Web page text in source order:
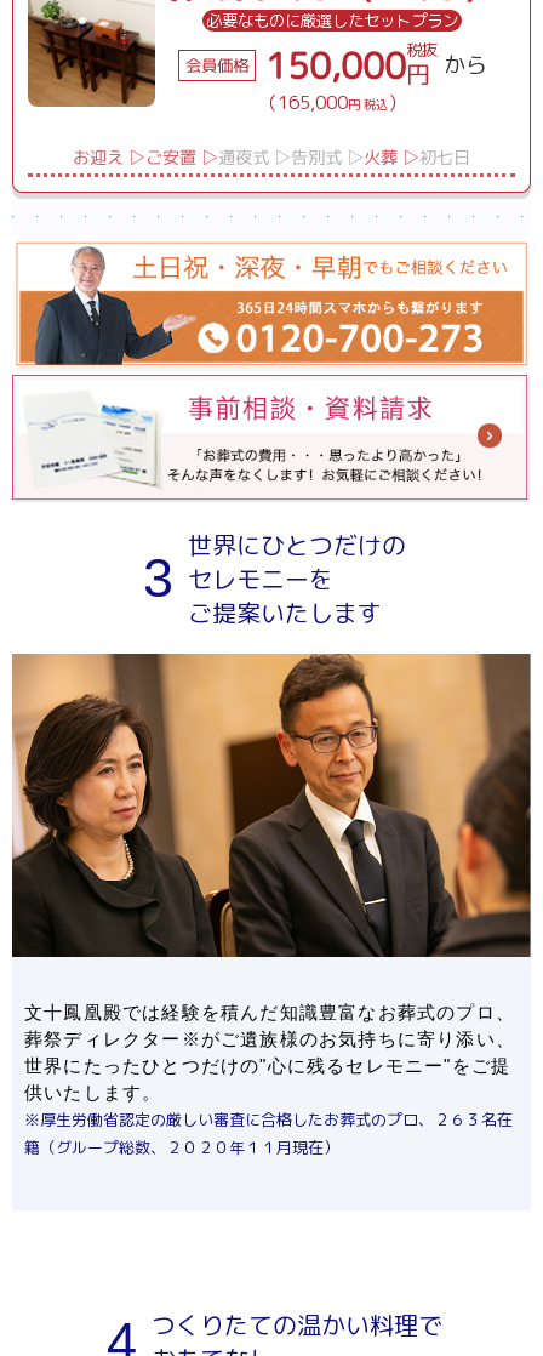
必要なものに厳選したセットプラン
会員価格 150,000税抜
円 から
（165,000円 税込 ）
お迎え ▷ご安置 ▷通夜式 ▷告別式 ▷火葬 ▷初七日
3
世界にひとつだけの
セレモニーを
ご提案いたします
文十鳳凰殿では経験を積んだ知識豊富なお葬式のプロ、
葬祭ディレクター※がご遺族様のお気持ちに寄り添い、
世界にたったひとつだけの"心に残るセレモニー"をご提
供いたします。
※厚生労働省認定の厳しい審査に合格したお葬式のプロ、２６３名在
籍（グループ総数、２０２０年１１月現在）
4 つくりたての温かい料理で